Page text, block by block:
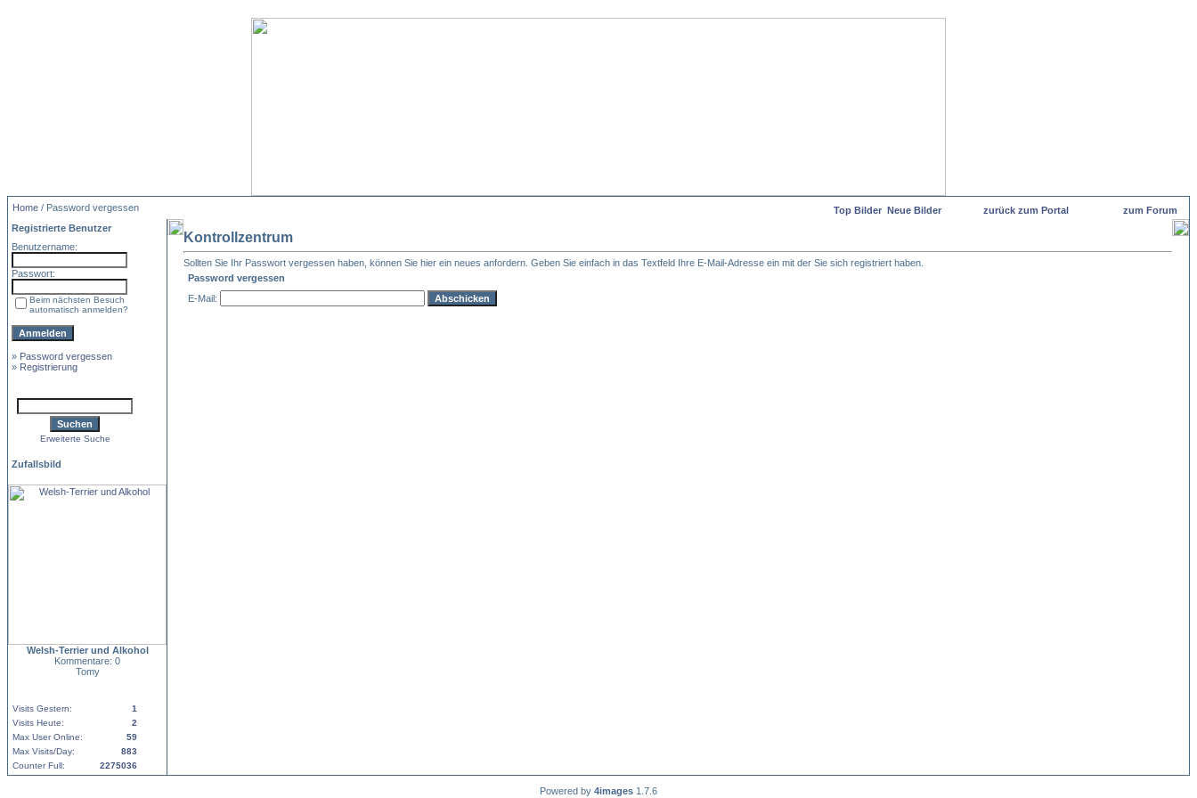
Home / Password vergessen Top Bilder Neue Bilder zurück zum Portal
zum Forum
Registrierte Benutzer
Benutzername:
Passwort:
Beim nächsten Besuch
automatisch anmelden?
» Password vergessen
» Registrierung
Erweiterte Suche
Zufallsbild
Welsh-Terrier und Alkohol
Kommentare: 0
Tomy
Visits Gestern:
1
Visits Heute:
2
Max User Online:
59
Max Visits/Day:
883
Counter Full:
2275036
Kontrollzentrum
Sollten Sie Ihr Passwort vergessen haben, können Sie hier ein neues anfordern. Geben Sie einfach in das Textfeld Ihre E-Mail-Adresse ein mit der Sie sich registriert haben.
Password vergessen
E-Mail:
Powered by 4images 1.7.6